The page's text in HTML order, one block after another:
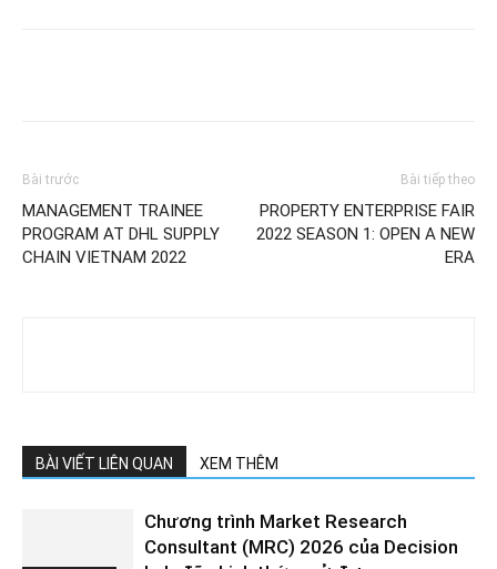
Bài trước
MANAGEMENT TRAINEE
PROGRAM AT DHL SUPPLY
CHAIN VIETNAM 2022
Bài tiếp theo
PROPERTY ENTERPRISE FAIR
2022 SEASON 1: OPEN A NEW
ERA
BÀI VIẾT LIÊN QUAN XEM THÊM
Chương trình Market Research
Consultant (MRC) 2026 của Decision